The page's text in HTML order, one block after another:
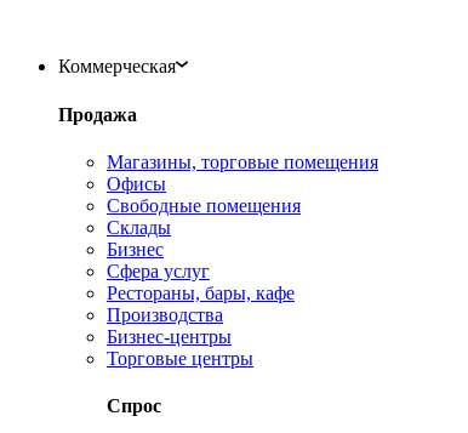
Коммерческая
Продажа
Магазины, торговые помещения
Офисы
Свободные помещения
Склады
Бизнес
Сфера услуг
Рестораны, бары, кафе
Производства
Бизнес-центры
Торговые центры
Спрос